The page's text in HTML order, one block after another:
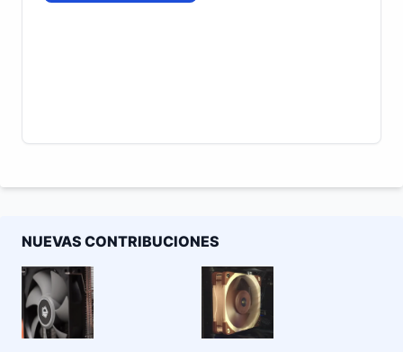
NUEVAS CONTRIBUCIONES